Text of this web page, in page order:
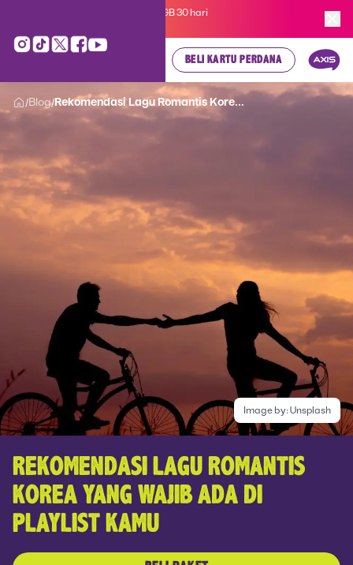
Kartu Perdana AXIS Suka-Suka 3GB 30 hari
BELI KARTU PERDANA
/Blog/ Rekomendasi Lagu Romantis Kore...
Image by:Unsplash
REKOMENDASI LAGU ROMANTIS
KOREA YANG WAJIB ADA DI
PLAYLIST KAMU